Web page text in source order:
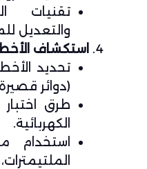
تقنيات
والتعديل
استكشاف
تحديد
(دوائر
طرق
الكهربائية.
استخدام